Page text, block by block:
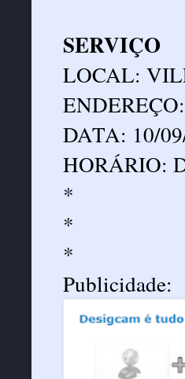
SERVIÇO
LOCAL:
DATA: 10/
HORÁRIO:
*
*
*
Publicidade: